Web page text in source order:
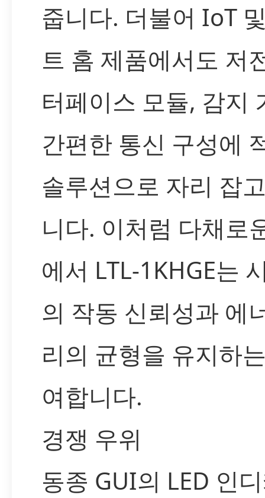
줍니다. 더불어 IoT
트 홈 제품에서도 저
터페이스 모듈, 감지
간편한 통신 구성에
솔루션으로 자리 잡
니다. 이처럼 다채로
에서 LTL-1KHGE는
의 작동 신뢰성과 에
리의 균형을 유지하
여합니다.
경쟁 우위
동종 GUI의 LED 인